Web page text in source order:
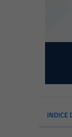
INDICE